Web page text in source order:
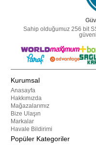
Sahip olduğumuz 256 bit
Kurumsal
Anasayfa
Hakkımızda
Mağazalarımız
Bize Ulaşın
Markalar
Havale Bildirimi
Popüler Kategoriler